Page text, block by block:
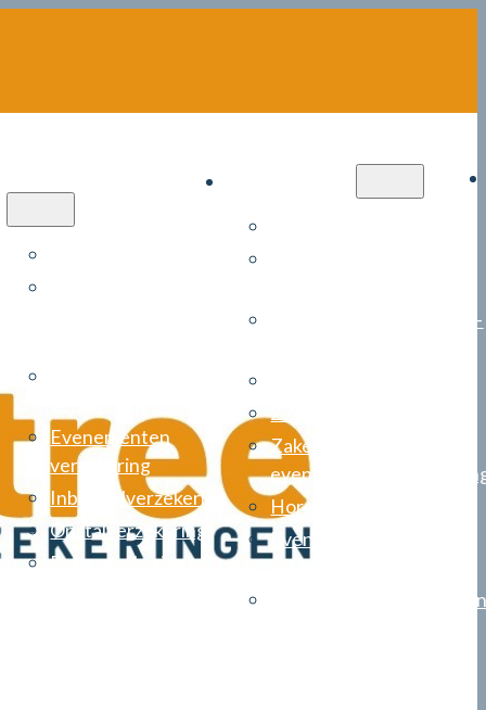
Evenementen
verzekering
Inboedelverzekering
Opstalverzekering
Reisverzekering
Arbeidsongeschiktheids­
ZZP verzekering
Zakelijke
Horecaverzekeringen
Evenementen
verzekering
Vereniging van